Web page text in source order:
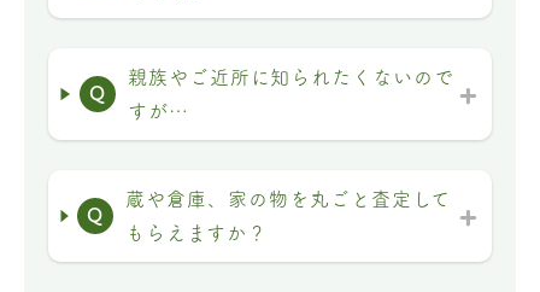
Q
親族やご近所に知られたくないので
すが…
Q
蔵や倉庫、家の物を丸ごと査定して
もらえますか？